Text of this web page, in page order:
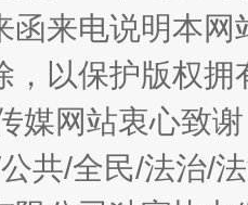
函来电说明本
，以保护版权
媒网站衷心致
共/全民/法治/